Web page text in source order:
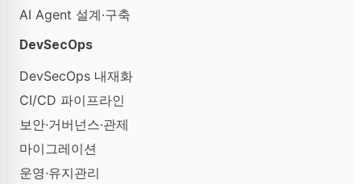
AI Agent 설계·구축
DevSecOps
DevSecOps 내재화
CI/CD 파이프라인
보안·거버넌스·관제
마이그레이션
운영·유지관리